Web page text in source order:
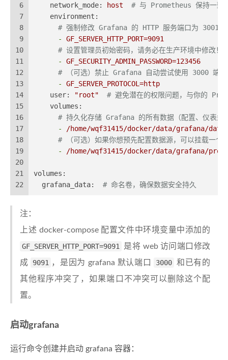
6
7
8
9
10
11
12
13
14
15
16
17
18
19
20
21
22
network_mode:
host
# 与 Prometheus 保持一致
environment:
# 强制修改 Grafana 的 HTTP 服务端口为 3001（
-
GF_SERVER_HTTP_PORT=9091
# 设置管理员初始密码，请务必在生产环境中修改！
-
GF_SECURITY_ADMIN_PASSWORD=123456
# （可选）禁止 Grafana 自动尝试使用 3000 端口
-
GF_SERVER_PROTOCOL=http
user:
"root"
# 避免潜在的权限问题，与你的
volumes:
# 持久化存储 Grafana 的所有数据（配置、仪表盘
-
/home/wqf31415/docker/data/grafana/
# （可选）如果你想预先配置数据源，可以挂载一个
-
/home/wqf31415/docker/data/grafana/
volumes:
grafana_data:
# 命名卷，确保数据安全持久
注：
上述 docker-compose 配置文件中环境变量中添加的
GF_SERVER_HTTP_PORT=9091
是将 web 访问端口修改
成
9091 ，是因为 grafana 默认端口 3000 和已有的
其他程序冲突了，如果端口不冲突可以删除这个配
置。
启动grafana
运行命令创建并启动 grafana 容器：